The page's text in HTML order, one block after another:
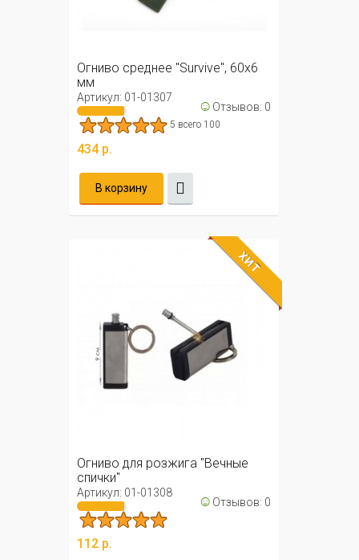
Огниво среднее "Survive", 60х6
мм
Артикул: 01-01307 ☺ Отзывов: 0
5 всего 100
434 р.
В корзину
ХИТ
Огниво для розжига "Вечные
спички"
Артикул: 01-01308 ☺ Отзывов: 0
112 р.